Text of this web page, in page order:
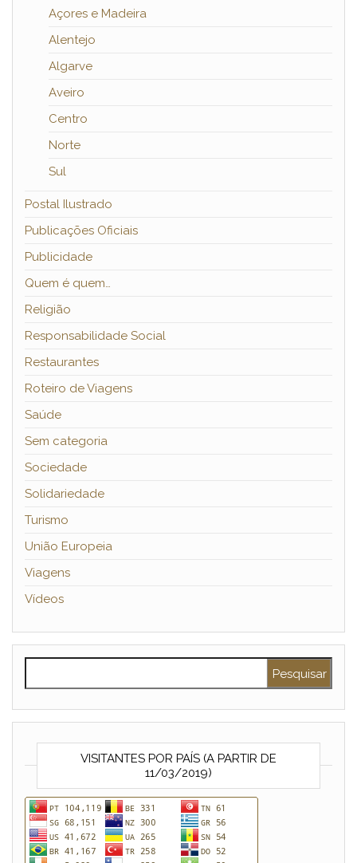
Açores e Madeira
Alentejo
Algarve
Aveiro
Centro
Norte
Sul
Postal Ilustrado
Publicações Oficiais
Publicidade
Quem é quem…
Religião
Responsabilidade Social
Restaurantes
Roteiro de Viagens
Saúde
Sem categoria
Sociedade
Solidariedade
Turismo
União Europeia
Viagens
Vídeos
VISITANTES POR PAÍS (A PARTIR DE
11/03/2019)